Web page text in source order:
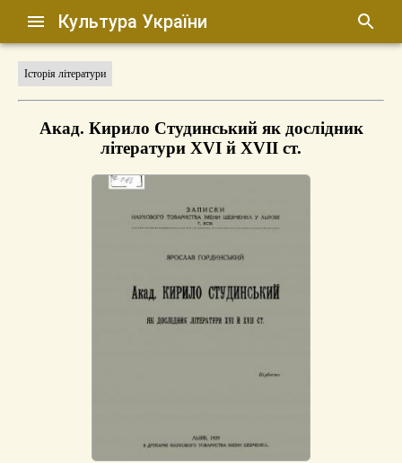
Культура України
Історія літератури
Акад. Кирило Студинський як дослідник
літератури XVI й XVII ст.